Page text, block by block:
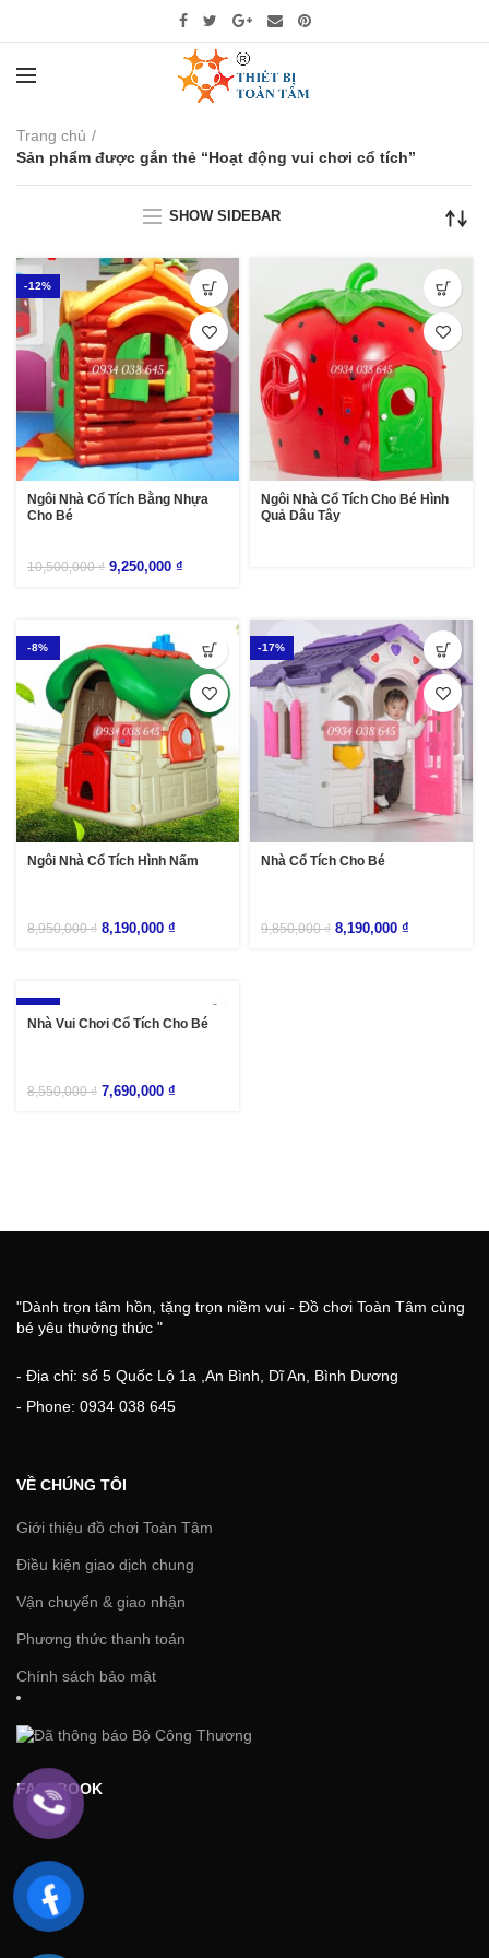
Trang chủ
Sản phẩm được gắn thẻ “Hoạt động vui chơi cổ tích”
SHOW SIDEBAR
-12%
Ngôi Nhà Cổ Tích Bằng Nhựa
Cho Bé
10,500,000₫ 9,250,000 ₫
Ngôi Nhà Cổ Tích Cho Bé Hình
Quả Dâu Tây
-8%
Ngôi Nhà Cổ Tích Hình Nấm
8,950,000₫ 8,190,000 ₫
-17%
Nhà Cổ Tích Cho Bé
9,850,000₫ 8,190,000 ₫
-10%
Nhà Vui Chơi Cổ Tích Cho Bé
8,550,000₫ 7,690,000 ₫
"Dành trọn tâm hồn, tặng trọn niềm vui - Đồ chơi Toàn Tâm cùng
bé yêu thưởng thức "
- Địa chỉ: số 5 Quốc Lộ 1a ,An Bình, Dĩ An, Bình Dương
- Phone: 0934 038 645
VỀ CHÚNG TÔI
Giới thiệu đồ chơi Toàn Tâm
Điều kiện giao dịch chung
Vận chuyển & giao nhận
Phương thức thanh toán
Chính sách bảo mật
FACEBOOK